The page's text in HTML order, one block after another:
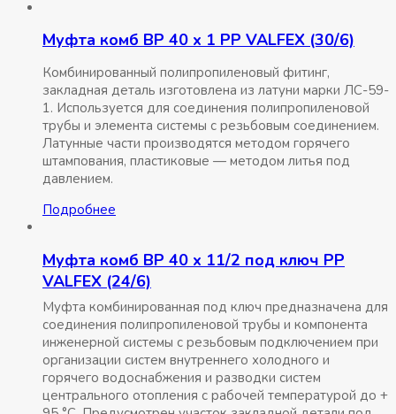
Муфта комб ВР 40 x 1 РР VALFEX (30/6)
Комбинированный полипропиленовый фитинг,
закладная деталь изготовлена из латуни марки ЛС-59-
1. Используется для соединения полипропиленовой
трубы и элемента системы с резьбовым соединением.
Латунные части производятся методом горячего
штампования, пластиковые — методом литья под
давлением.
Подробнее
Муфта комб ВР 40 x 11/2 под ключ РР
VALFEX (24/6)
Муфта комбинированная под ключ предназначена для
соединения полипропиленовой трубы и компонента
инженерной системы с резьбовым подключением при
организации систем внутреннего холодного и
горячего водоснабжения и разводки систем
центрального отопления с рабочей температурой до +